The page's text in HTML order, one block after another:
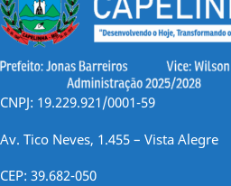
CNPJ: 19.229.921/0001-59
Av. Tico Neves, 1.455 – Vista Alegre
CEP: 39.682-050